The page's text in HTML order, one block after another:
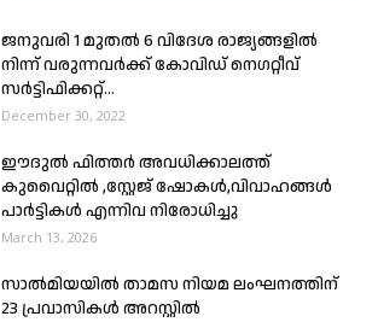
ജനുവരി 1 മുതല്‍ 6 വിദേശ രാജ്യങ്ങളിൽ
നിന്ന് വരുന്നവർക്ക് കോവിഡ് നെഗറ്റീവ്
സര്‍ട്ടിഫിക്കറ്റ്...
December 30, 2022
ഈദുൽ ഫിത്തർ അവധിക്കാലത്ത്
കുവൈറ്റിൽ ,സ്റ്റേജ് ഷോകൾ,വിവാഹങ്ങൾ
പാർട്ടികൾ എന്നിവ നിരോധിച്ചു
March 13, 2026
സാൽമിയയിൽ താമസ നിയമ ലംഘനത്തിന്
23 പ്രവാസികൾ അറസ്റ്റിൽ